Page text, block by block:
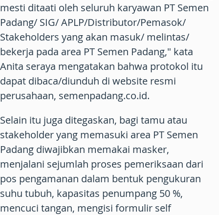
mesti ditaati oleh seluruh karyawan PT Semen
Padang/ SIG/ APLP/Distributor/Pemasok/
Stakeholders yang akan masuk/ melintas/
bekerja pada area PT Semen Padang," kata
Anita seraya mengatakan bahwa protokol itu
dapat dibaca/diunduh di website resmi
perusahaan, semenpadang.co.id.
Selain itu juga ditegaskan, bagi tamu atau
stakeholder yang memasuki area PT Semen
Padang diwajibkan memakai masker,
menjalani sejumlah proses pemeriksaan dari
pos pengamanan dalam bentuk pengukuran
suhu tubuh, kapasitas penumpang 50 %,
mencuci tangan, mengisi formulir self